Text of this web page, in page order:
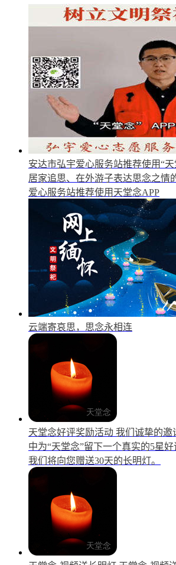
安达市弘宇爱心服务站推荐使用“天
居家追思、在外游子表达思念之情
爱心服务站推荐使用天堂念APP
云端寄哀思，思念永相连
天堂念好评奖励活动 我们诚挚的邀
中为“天堂念”留下一个真实的5星好
我们将向您赠送30天的长明灯。